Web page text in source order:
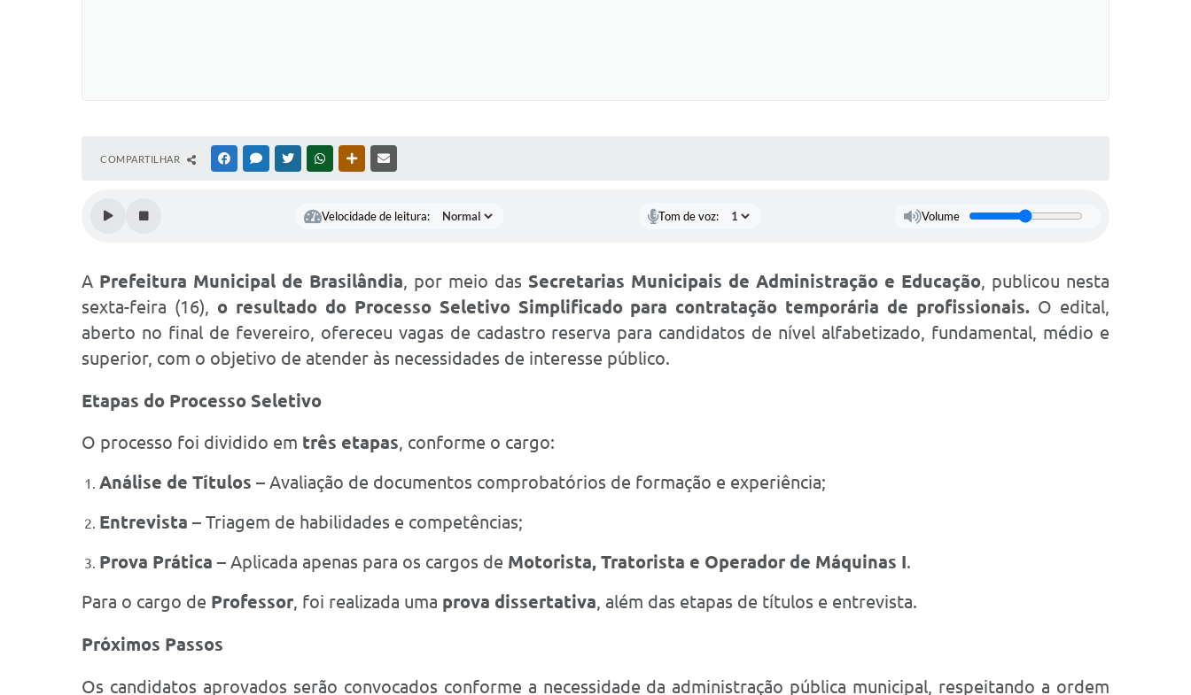
COMPARTILHAR FACEBOOKMESSENGER
TWITTERWHATSAPPOUTRAS MÍDIAS
Velocidade de leitura: Tom de voz: Volume
A Prefeitura Municipal de Brasilândia, por meio das Secretarias Municipais de Administração e Educação, publicou nesta
sexta-feira (16), o resultado do Processo Seletivo Simplificado para contratação temporária de profissionais. O edital,
aberto no final de fevereiro, ofereceu vagas de cadastro reserva para candidatos de nível alfabetizado, fundamental, médio e
superior, com o objetivo de atender às necessidades de interesse público.
Etapas do Processo Seletivo
O processo foi dividido em três etapas, conforme o cargo:
Análise de Títulos – Avaliação de documentos comprobatórios de formação e experiência;
Entrevista – Triagem de habilidades e competências;
Prova Prática – Aplicada apenas para os cargos de Motorista, Tratorista e Operador de Máquinas I.
Para o cargo de Professor, foi realizada uma prova dissertativa, além das etapas de títulos e entrevista.
Próximos Passos
Os candidatos aprovados serão convocados conforme a necessidade da administração pública municipal, respeitando a ordem